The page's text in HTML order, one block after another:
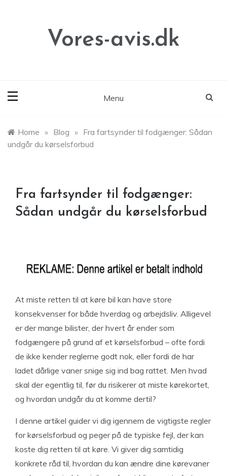
Vores-avis.dk
Menu
Home » Blog » Fra fartsynder til fodgænger: Sådan
undgår du kørselsforbud
Fra fartsynder til fodgænger:
Sådan undgår du kørselsforbud
At miste retten til at køre bil kan have store
konsekvenser for både hverdag og arbejdsliv. Alligevel
er der mange bilister, der hvert år ender som
fodgængere på grund af et kørselsforbud – ofte fordi
de ikke kender reglerne godt nok, eller fordi de har
ladet dårlige vaner snige sig ind bag rattet. Men hvad
skal der egentlig til, før du risikerer at miste kørekortet,
og hvordan undgår du at komme dertil?
I denne artikel guider vi dig igennem de vigtigste regler
for kørselsforbud og peger på de typiske fejl, der kan
koste dig retten til at køre. Vi giver dig samtidig
konkrete råd til, hvordan du kan ændre dine kørevaner